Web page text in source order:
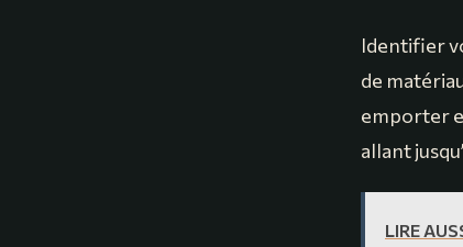
Identifier
de
emporter
allant
LIRE